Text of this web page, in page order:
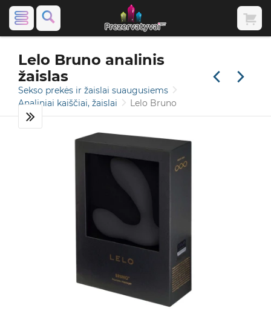
Lelo Bruno analinis
žaislas
Sekso prekės ir žaislai suaugusiems
Analiniai kaiščiai, žaislai
Lelo Bruno